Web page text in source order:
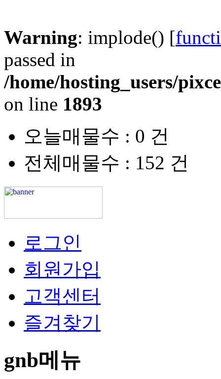
Warning: implode() [
passed in
/home/hosting_users/
on line 1893
오늘매물수 : 0 건
전체매물수 : 152 건
로그인
회원가입
고객센터
즐겨찾기
gnb메뉴